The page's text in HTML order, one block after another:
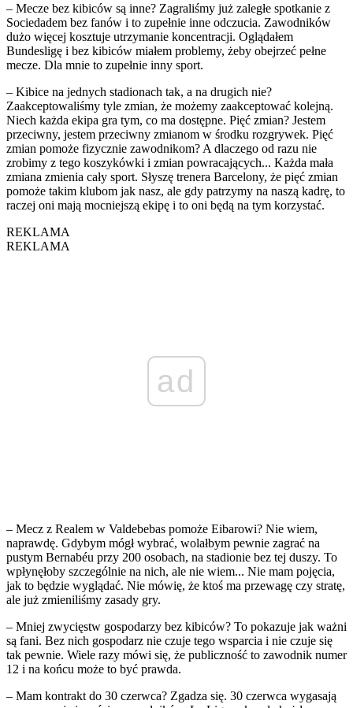
– Mecze bez kibiców są inne? Zagraliśmy już zaległe spotkanie z
Sociedadem bez fanów i to zupełnie inne odczucia. Zawodników
dużo więcej kosztuje utrzymanie koncentracji. Oglądałem
Bundesligę i bez kibiców miałem problemy, żeby obejrzeć pełne
mecze. Dla mnie to zupełnie inny sport.
– Kibice na jednych stadionach tak, a na drugich nie?
Zaakceptowaliśmy tyle zmian, że możemy zaakceptować kolejną.
Niech każda ekipa gra tym, co ma dostępne. Pięć zmian? Jestem
przeciwny, jestem przeciwny zmianom w środku rozgrywek. Pięć
zmian pomoże fizycznie zawodnikom? A dlaczego od razu nie
zrobimy z tego koszykówki i zmian powracających... Każda mała
zmiana zmienia cały sport. Słyszę trenera Barcelony, że pięć zmian
pomoże takim klubom jak nasz, ale gdy patrzymy na naszą kadrę, to
raczej oni mają mocniejszą ekipę i to oni będą na tym korzystać.
REKLAMA
REKLAMA
ad
– Mecz z Realem w Valdebebas pomoże Eibarowi? Nie wiem,
naprawdę. Gdybym mógł wybrać, wolałbym pewnie zagrać na
pustym Bernabéu przy 200 osobach, na stadionie bez tej duszy. To
wpłynęłoby szczególnie na nich, ale nie wiem... Nie mam pojęcia,
jak to będzie wyglądać. Nie mówię, że ktoś ma przewagę czy stratę,
ale już zmieniliśmy zasady gry.
– Mniej zwycięstw gospodarzy bez kibiców? To pokazuje jak ważni
są fani. Bez nich gospodarz nie czuje tego wsparcia i nie czuje się
tak pewnie. Wiele razy mówi się, że publiczność to zawodnik numer
12 i na końcu może to być prawda.
– Mam kontrakt do 30 czerwca? Zgadza się. 30 czerwca wygasają